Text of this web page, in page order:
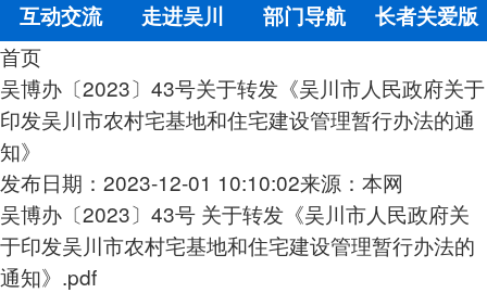
互动交流
走进吴川 部门导航
长者关爱版
首页
吴博办〔2023〕43号关于转发《吴川市人民政府关于
印发吴川市农村宅基地和住宅建设管理暂行办法的通
知》
发布日期：2023-12-01 10:10:02来源：本网
吴博办〔2023〕 43号 关于转发《吴川市人民政府关
于印发吴川市农村宅基地和住宅建设管理暂行办法的
通知》.pdf